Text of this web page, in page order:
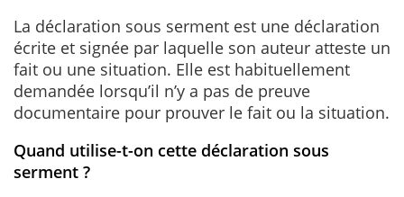
La déclaration sous serment est une déclaration
écrite et signée par laquelle son auteur atteste un
fait ou une situation. Elle est habituellement
demandée lorsqu’il n’y a pas de preuve
documentaire pour prouver le fait ou la situation.
Quand utilise-t-on cette déclaration sous
serment ?